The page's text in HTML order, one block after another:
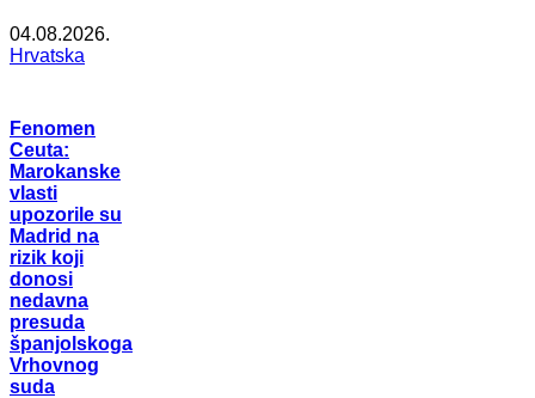
04.08.2026.
Hrvatska
Fenomen
Ceuta:
Marokanske
vlasti
upozorile su
Madrid na
rizik koji
donosi
nedavna
presuda
španjolskoga
Vrhovnog
suda